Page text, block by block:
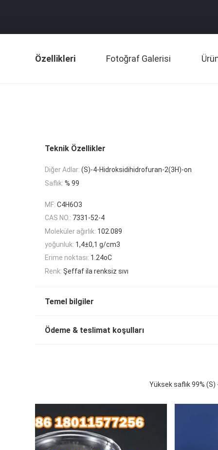
Özellikleri Fotoğraf Galerisi
Teknik Özellikler
Diğer Adlar: (S)-4-Hidroksidihidrofuran-2(3H)-on
Saflık: % 99
MF: C4H6O3
CAS NO.: 7331-52-4
Moleküler ağırlık: 102.089
yoğunluk: 1,4±0,1 g/cm3
Erime noktası: 1.24oC
Renk: Şeffaf ila renksiz sıvı
Temel bilgiler
Ödeme & teslimat koşulları
Yüksek saflık 99%